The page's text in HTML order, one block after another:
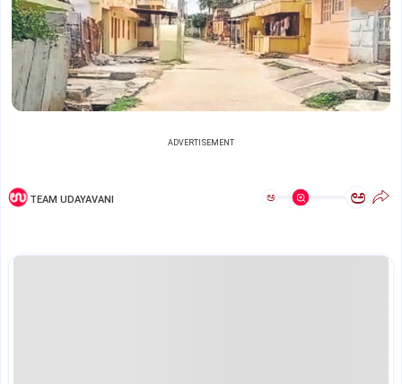
ADVERTISEMENT
TEAM UDAYAVANI ಅ ಅ